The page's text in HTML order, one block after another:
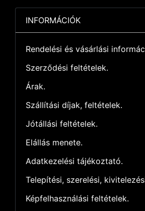
INFORMÁCIÓK
Rendelési és vásárlási
Szerződési feltételek.
Árak.
Szállítási díjak, feltételek.
Jótállási feltételek.
Elállás menete.
Adatkezelési tájékoztató.
Telepítési, szerelési,
Képfelhasználási feltételek.